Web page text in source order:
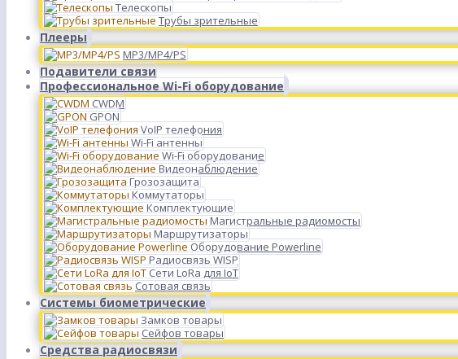
Телескопы
Трубы зрительные
Плееры
MP3/MP4/PS
Подавители связи
Профессиональное Wi-Fi оборудование
CWDM
GPON
VoIP телефония
Wi-Fi антенны
Wi-Fi оборудование
Видеонаблюдение
Грозозащита
Коммутаторы
Комплектующие
Магистральные радиомосты
Маршрутизаторы
Оборудование Powerline
Радиосвязь WISP
Сети LoRa для IoT
Сотовая связь
Системы биометрические
Замков товары
Сейфов товары
Средства радиосвязи